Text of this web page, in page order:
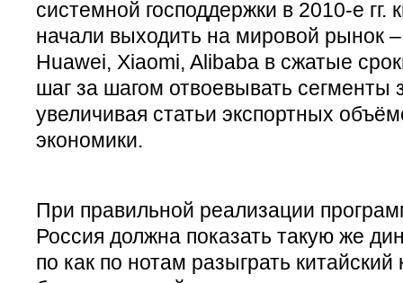
системной господдержки в 2010-е гг.
начали выходить на мировой рынок
Huawei, Xiaomi, Alibaba в сжатые
шаг за шагом отвоевывать сегменты
увеличивая статьи экспортных
экономики.
При правильной реализации
Россия должна показать такую же
по как по нотам разыграть